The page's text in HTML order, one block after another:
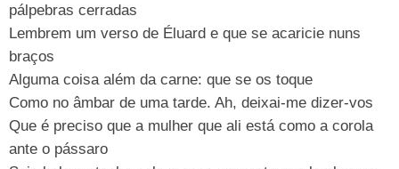
pálpebras cerradas
Lembrem um verso de Éluard e que se acaricie nuns
braços
Alguma coisa além da carne: que se os toque
Como no âmbar de uma tarde. Ah, deixai-me dizer-vos
Que é preciso que a mulher que ali está como a corola
ante o pássaro